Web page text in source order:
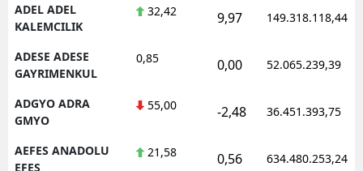
ADEL ADEL
KALEMCILIK
32,42 9,97 149.318.118,44
ADESE ADESE
GAYRIMENKUL
0,85 0,00 52.065.239,39
ADGYO ADRA
GMYO
55,00 -2,48 36.451.393,75
AEFES ANADOLU
EFES
21,58 0,56 634.480.253,24